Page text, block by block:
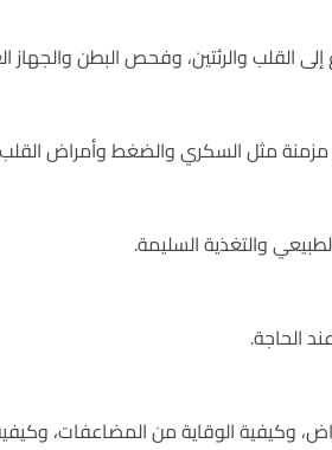
القلب والرئتين، وفحص البطن والجهاز
مثل السكري والضغط وأمراض القلب،
والتغذية السليمة.
الحاجة.
وكيفية الوقاية من المضاعفات،